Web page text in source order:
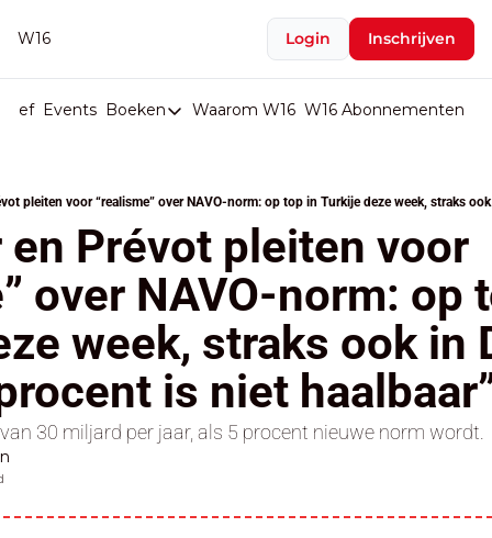
W16 Login Inschrijven
Events Boeken
Boeken
Boeken
Stop de Persen
Het Merk België
De Doodgravers van België
Bpost Hold-up
Waarom W16 W16 Abonnementen
en Prévot pleiten voor
over NAVO-norm: op
week, straks ook in
is niet
30 miljard per jaar, als 5 procent nieuwe norm wordt.